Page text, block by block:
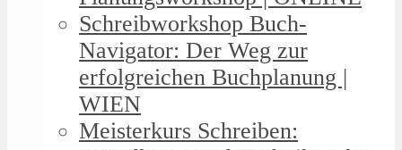
Schreibworkshop Buch-
Navigator: Der Weg zur
erfolgreichen Buchplanung |
WIEN
Meisterkurs Schreiben: